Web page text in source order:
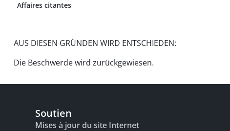
Affaires citantes
AUS DIESEN GRÜNDEN WIRD ENTSCHIEDEN:
Die Beschwerde wird zurückgewiesen.
Soutien
Mises à jour du site Internet